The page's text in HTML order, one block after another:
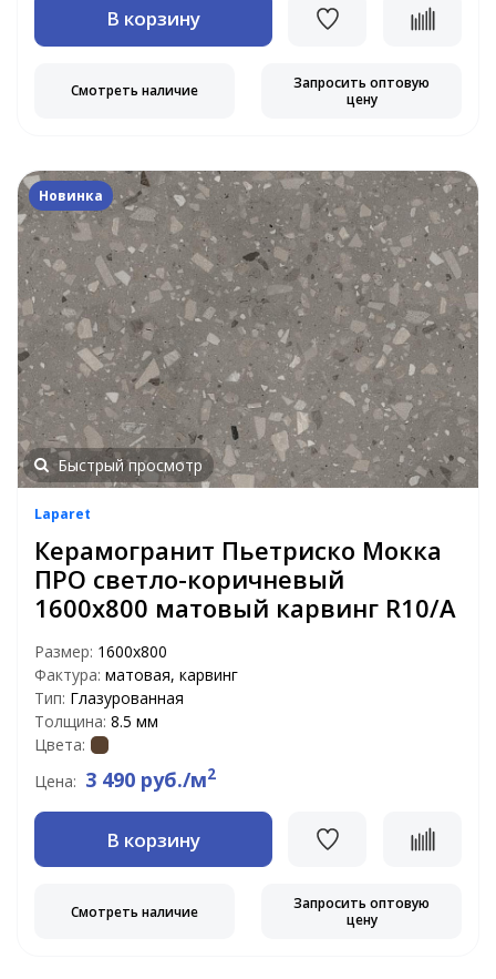
В корзину
Смотреть наличие
Запросить оптовую
цену
Новинка
Быстрый просмотр
Laparet
Керамогранит Пьетриско Мокка
ПРО светло-коричневый
1600x800 матовый карвинг R10/A
Размер: 1600x800
Фактура: матовая, карвинг
Тип: Глазурованная
Толщина: 8.5 мм
Цвета:
Цена: 3 490 руб./м2
В корзину
Смотреть наличие
Запросить оптовую
цену